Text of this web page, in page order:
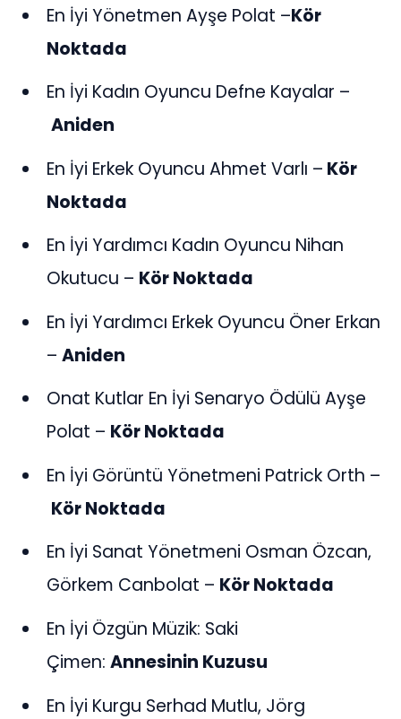
En İyi Yönetmen Ayşe Polat –Kör
Noktada
En İyi Kadın Oyuncu Defne Kayalar –
Aniden
En İyi Erkek Oyuncu Ahmet Varlı – Kör
Noktada
En İyi Yardımcı Kadın Oyuncu Nihan
Okutucu – Kör Noktada
En İyi Yardımcı Erkek Oyuncu Öner Erkan
–Aniden
Onat Kutlar En İyi Senaryo Ödülü Ayşe
Polat – Kör Noktada
En İyi Görüntü Yönetmeni Patrick Orth –
Kör Noktada
En İyi Sanat Yönetmeni Osman Özcan,
Görkem Canbolat – Kör Noktada
En İyi Özgün Müzik: Saki
Çimen:Annesinin Kuzusu
En İyi Kurgu Serhad Mutlu, Jörg